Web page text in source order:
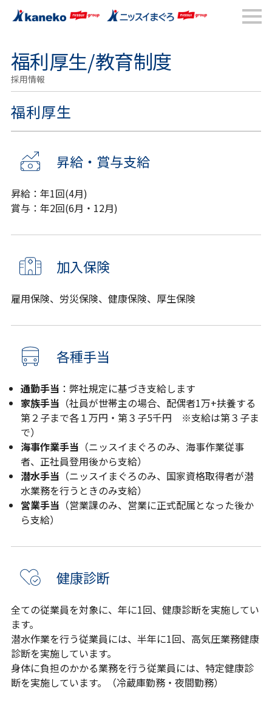
福利厚生/教育制度
採用情報
福利厚生
昇給・賞与支給
昇給：年1回(4月)
賞与：年2回(6月・12月)
加入保険
雇用保険、労災保険、健康保険、厚生保険
各種手当
通勤手当 ：弊社規定に基づき支給します
家族手当 （社員が世帯主の場合、配偶者1万+扶養する
第２子まで各１万円・第３子5千円 ※支給は第３子ま
で）
海事作業手当 （ニッスイまぐろのみ、海事作業従事
者、正社員登用後から支給）
潜水手当 （ニッスイまぐろのみ、国家資格取得者が潜
水業務を行うときのみ支給）
営業手当 （営業課のみ、営業に正式配属となった後か
ら支給）
健康診断
全ての従業員を対象に、年に1回、健康診断を実施してい
ます。
潜水作業を行う従業員には、半年に1回、高気圧業務健康
診断を実施しています。
身体に負担のかかる業務を行う従業員には、特定健康診
断を実施しています。（冷蔵庫勤務・夜間勤務）